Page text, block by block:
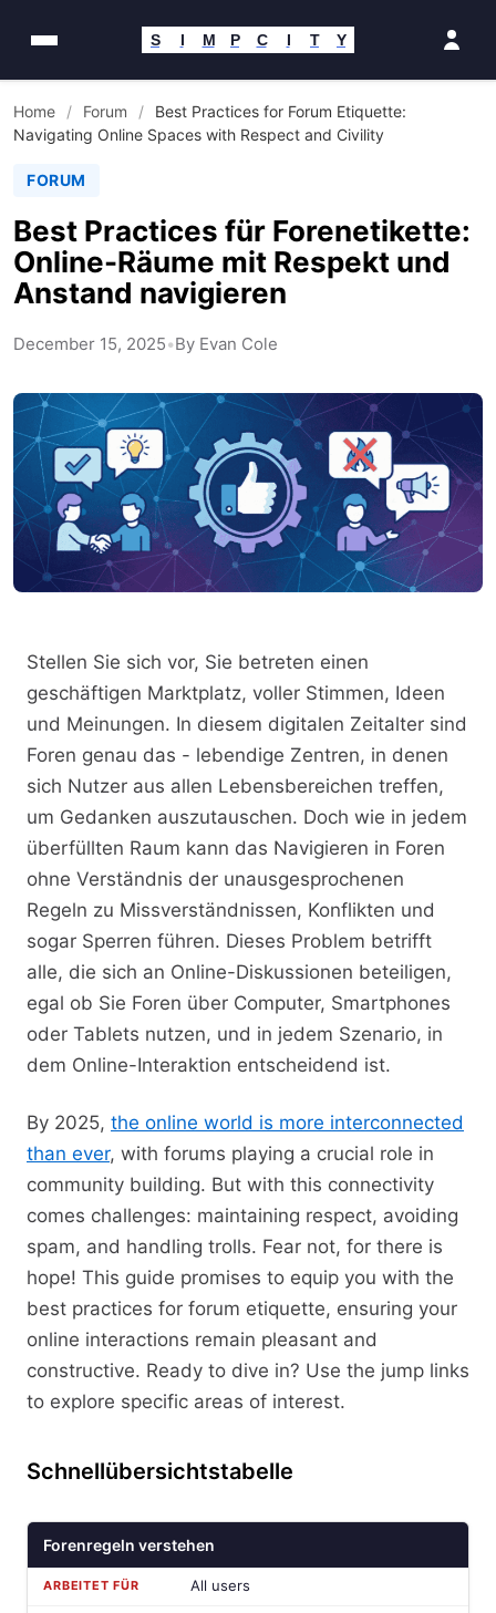
Inhalt
S I M P C I T Y
Home / Forum /
Best Practices for Forum Etiquette:
Navigating Online Spaces with Respect and Civility
FORUM
Best Practices für Forenetikette:
Online-Räume mit Respekt und
Anstand navigieren
December 15, 2025•By Evan Cole
Stellen Sie sich vor, Sie betreten einen
geschäftigen Marktplatz, voller Stimmen, Ideen
und Meinungen. In diesem digitalen Zeitalter sind
Foren genau das - lebendige Zentren, in denen
sich Nutzer aus allen Lebensbereichen treffen,
um Gedanken auszutauschen. Doch wie in jedem
überfüllten Raum kann das Navigieren in Foren
ohne Verständnis der unausgesprochenen
Regeln zu Missverständnissen, Konflikten und
sogar Sperren führen. Dieses Problem betrifft
alle, die sich an Online-Diskussionen beteiligen,
egal ob Sie Foren über Computer, Smartphones
oder Tablets nutzen, und in jedem Szenario, in
dem Online-Interaktion entscheidend ist.
By 2025, the online world is more interconnected
than ever, with forums playing a crucial role in
community building. But with this connectivity
comes challenges: maintaining respect, avoiding
spam, and handling trolls. Fear not, for there is
hope! This guide promises to equip you with the
best practices for forum etiquette, ensuring your
online interactions remain pleasant and
constructive. Ready to dive in? Use the jump links
to explore specific areas of interest.
Schnellübersichtstabelle
Forenregeln verstehen
All users